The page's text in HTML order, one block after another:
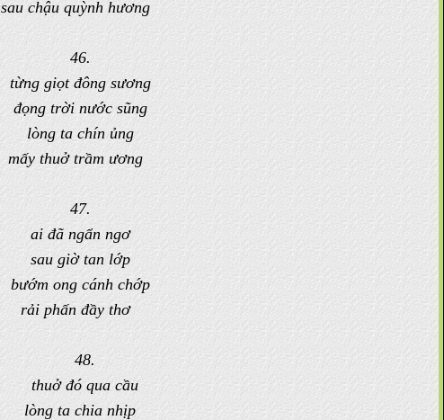
sau chậu quỳnh hương
46.
từng giọt đông sương
đọng trời nước sũng
lòng ta chín ủng
mấy thuở trầm ương
47.
ai đã ngẩn ngơ
sau giờ tan lớp
bướm ong cánh chớp
rải phấn đầy thơ
48.
thuở đó qua cầu
lòng ta chia nhịp